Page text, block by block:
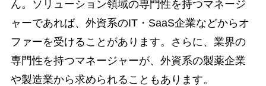
ん。ソリューション領域の専門性を持つマネージ
ャーであれば、外資系のIT・SaaS企業などからオ
ファーを受けることがあります。さらに、業界の
専門性を持つマネージャーが、外資系の製薬企業
や製造業から求められることもあります。